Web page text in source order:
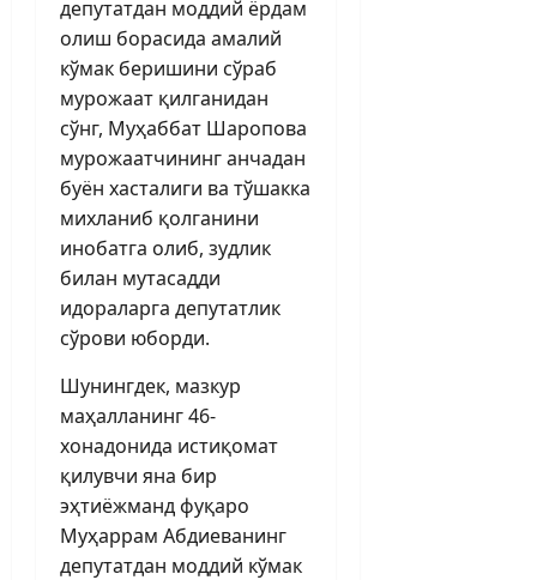
депутатдан моддий ёрдам
олиш борасида амалий
кўмак беришини сўраб
мурожаат қилганидан
сўнг, Муҳаббат Шаропова
мурожаатчининг анчадан
буён хасталиги ва тўшакка
михланиб қолганини
инобатга олиб, зудлик
билан мутасадди
идораларга депутатлик
сўрови юборди.
Шунингдек, мазкур
маҳалланинг 46-
хонадонида истиқомат
қилувчи яна бир
эҳтиёжманд фуқаро
Муҳаррам Абдиеванинг
депутатдан моддий кўмак